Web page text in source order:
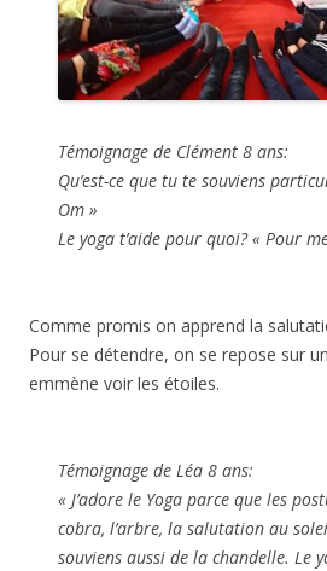
Témoignage de Clément 8 ans:
Qu’est-ce que tu te souviens
Om »
Le yoga t’aide pour quoi? « Pour
Comme promis on apprend la
Pour se détendre, on se repose sur
emmène voir les étoiles.
Témoignage de Léa 8 ans:
« J’adore le Yoga parce que les
cobra, l’arbre, la salutation au
souviens aussi de la chandelle. Le